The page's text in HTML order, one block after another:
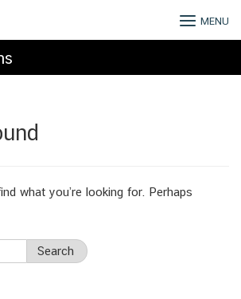
MENU
what you’re looking for. Perhaps